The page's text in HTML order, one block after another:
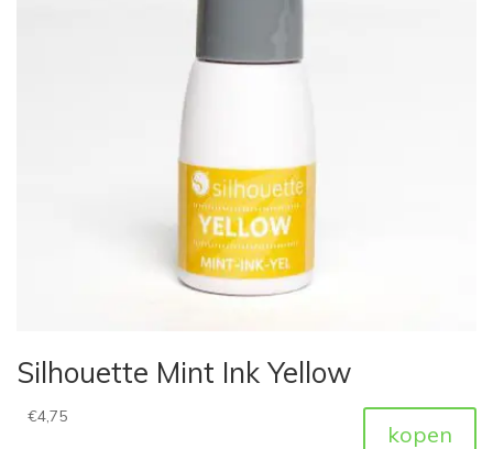
Silhouette Mint Ink Yellow
€4,75
kopen